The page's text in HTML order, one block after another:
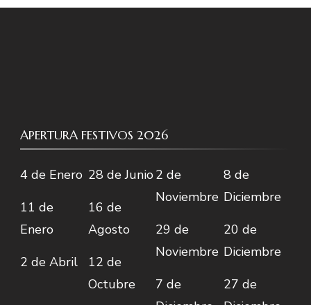
APERTURA FESTIVOS 2026
4 de Enero
11 de
Enero
2 de Abril
28 de Junio
16 de
Agosto
12 de
Octubre
2 de
Noviembre
29 de
Noviembre
7 de
8 de
Diciembre
20 de
Diciembre
27 de